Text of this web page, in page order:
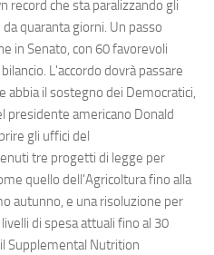
record che sta paralizzando gli
quaranta giorni. Un passo
in Senato, con 60 favorevoli
L'accordo dovrà passare
abbia il sostegno dei Democratici,
presidente americano Donald
gli uffici del
tre progetti di legge per
quello dell'Agricoltura fino alla
autunno, e una risoluzione per
di spesa attuali fino al 30
Supplemental Nutrition